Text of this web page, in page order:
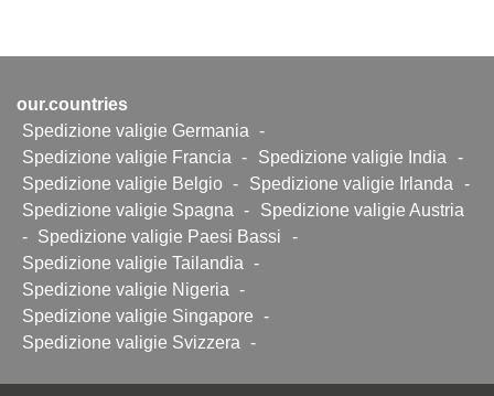
our.countries
Spedizione valigie Germania
-
Spedizione valigie Francia
- Spedizione valigie India
-
Spedizione valigie Belgio - Spedizione valigie Irlanda
-
Spedizione valigie Spagna
-
Spedizione valigie Austria
-
Spedizione valigie Paesi Bassi
-
Spedizione valigie Tailandia
-
Spedizione valigie Nigeria
-
Spedizione valigie Singapore
-
Spedizione valigie Svizzera
-